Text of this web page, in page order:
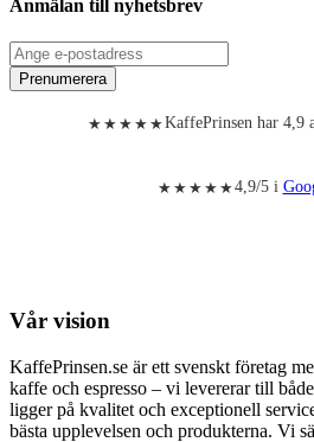
Anmälan till nyhetsbrev
Prenumerera
★★★★★KaffePrinsen har 4,9
★★★★★4,9/5 i
Vår vision
KaffePrinsen.se är ett svenskt företag
kaffe och espresso – vi levererar till
ligger på kvalitet och exceptionell
bästa upplevelsen och produkterna. Vi